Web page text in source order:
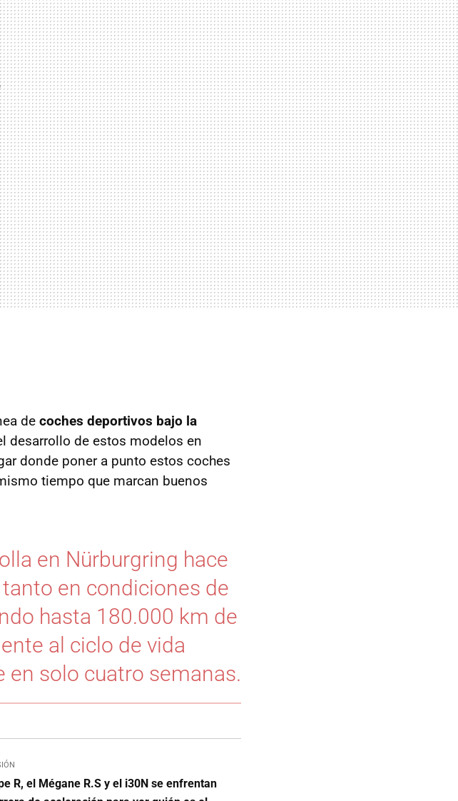
de coches deportivos bajo la
desarrollo de estos modelos en
donde poner a punto estos coches
tiempo que marcan buenos
en Nürburgring hace
en condiciones de
hasta 180.000 km de
al ciclo de vida
en solo cuatro semanas.
R, el Mégane R.S y el i30N se enfrentan